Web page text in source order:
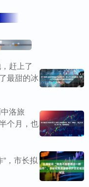
赶上了
最甜的冰
洛旅
个月，也
，市长拟